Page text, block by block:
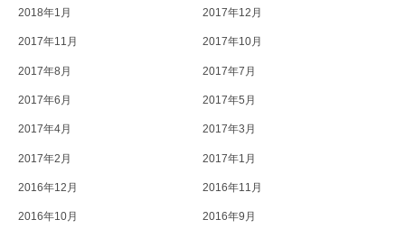
2018年1月 2017年12月
2017年11月 2017年10月
2017年8月 2017年7月
2017年6月 2017年5月
2017年4月 2017年3月
2017年2月 2017年1月
2016年12月 2016年11月
2016年10月 2016年9月